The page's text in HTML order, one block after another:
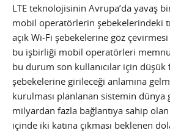
LTE teknolojisinin Avrupa’da yavaş
mobil operatörlerin şebekelerindeki
açık Wi-Fi şebekelerine göz
bu işbirliği mobil operatörleri
bu durum son kullanıcılar için düşük
şebekelerine girileceği anlamına
kurulması planlanan sistemin dünya
milyardan fazla bağlantıya sahip
içinde iki katına çıkması beklenen